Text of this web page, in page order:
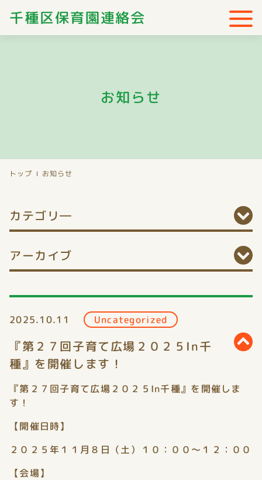
千種区保育園連絡会
お知らせ
トップ お知らせ
2025.10.11 Uncategorized
『第２７回子育て広場２０２５In千
種』を開催します！
『第２７回子育て広場２０２５In千種』を開催しま
す！
【開催日時】
２０２５年１１月８日（土）１０：００～１２：００
【会場】
カテゴリ―
アーカイブ